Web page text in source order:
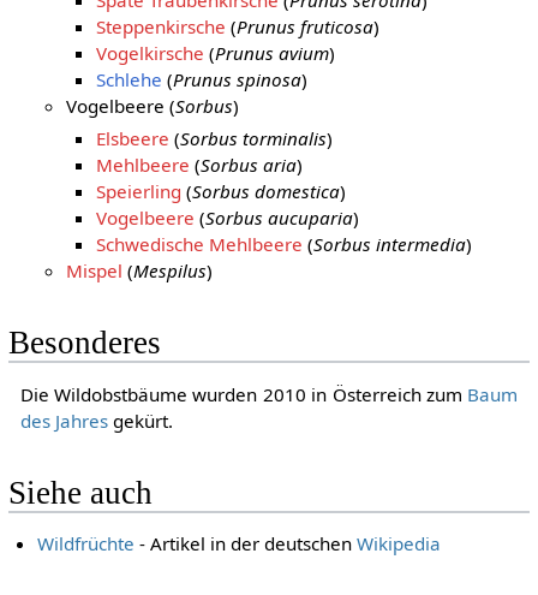
Steppenkirsche (Prunus fruticosa)
Vogelkirsche (Prunus avium)
Schlehe (Prunus spinosa)
Vogelbeere (Sorbus)
Elsbeere (Sorbus torminalis)
Mehlbeere (Sorbus aria)
Speierling (Sorbus domestica)
Vogelbeere (Sorbus aucuparia)
Schwedische Mehlbeere (Sorbus intermedia)
Mispel (Mespilus)
Besonderes
Die Wildobstbäume wurden 2010 in Österreich zum Baum
des Jahresgekürt.
Siehe auch
Wildfrüchte - Artikel in der deutschenWikipedia